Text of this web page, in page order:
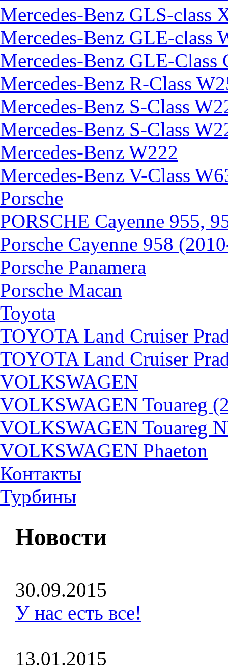
Mercedes-Benz GLS-class
Mercedes-Benz GLE-class
Mercedes-Benz GLE-Class
Mercedes-Benz R-Class
Mercedes-Benz S-Class
Mercedes-Benz S-Class
Mercedes-Benz W222
Mercedes-Benz V-Class
Porsche
PORSCHE Cayenne 955,
Porsche Cayenne 958
Porsche Panamera
Porsche Macan
Toyota
TOYOTA Land Cruiser
TOYOTA Land Cruiser
VOLKSWAGEN
VOLKSWAGEN Touareg
VOLKSWAGEN Touareg
VOLKSWAGEN Phaeton
Контакты
Турбины
Новости
30.09.2015
У нас есть все!
13.01.2015